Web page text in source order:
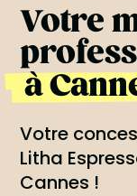
Votre
à
Votre
Litha
Cannes !